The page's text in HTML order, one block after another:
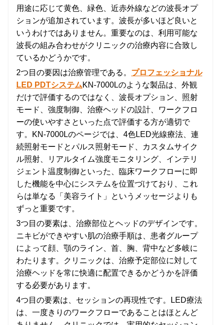
用途に応じて黄色、緑色、近赤外線などの波長オプ
ションが追加されています。波長が多いほど良いと
いうわけではありません。重要なのは、利用可能な
波長の組み合わせがクリニックの治療内容に合致し
ているかどうかです。
2つ目の要因は治療管理である。 プロフェッショナル
LED PDTシステムKN-7000Lのような製品は、外観
だけで評価するのではなく、波長オプション、照射
モード、強度制御、治療ヘッドの設計、ワークフロ
ーの使いやすさといった点で評価する方が適切で
す。KN-7000Lのページでは、4色LED光線療法、連
続照射モードとパルス照射モード、カスタムサイク
ル照射、リアルタイム強度モニタリング、インテリ
ジェント温度制御といった、臨床ワークフローに即
した機能を中心にシステムを位置づけており、これ
らは単なる「美容ライト」というメッセージよりも
ずっと重要です。
3つ目の要素は、治療部位とヘッドのデザインです。
ニキビができやすい肌の治療手順は、患者グループ
によって顔、顎のライン、首、胸、背中など多岐に
わたります。クリニックは、治療予定部位に対して
治療ヘッドを常に快適に配置できるかどうかを評価
する必要があります。
4つ目の要素は、セッションの再現性です。LED療法
は、一度きりのワークフローであることはほとんど